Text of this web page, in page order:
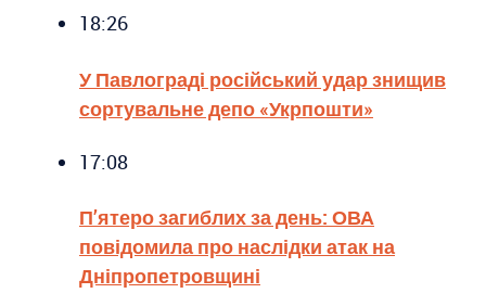
18:26
У Павлограді російський удар знищив
сортувальне депо «Укрпошти»
17:08
П’ятеро загиблих за день: ОВА
повідомила про наслідки атак на
Дніпропетровщині